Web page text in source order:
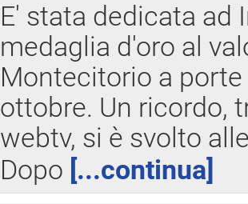
E' stata dedicata ad
medaglia d'oro al
Montecitorio a
ottobre. Un ricordo,
webtv, si è svolto
Dopo [...continua]